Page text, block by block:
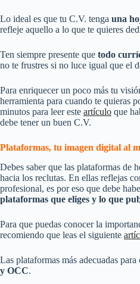
Lo ideal es que tu C.V. tenga una
refleje aquello a lo que te quieres
Ten siempre presente que todo
no te frustres si no luce igual que el
Para enriquecer un poco más tu
herramienta para cuando te quieras
minutos para leer este artículo que
debe tener un buen C.V.
Plataformas, tu imagen digital al
Debes saber que las plataformas de
hacia los reclutas. En ellas reflejas
profesional, es por eso que debe
plataformas que eliges y lo que
Para que puedas conocer la
recomiendo que leas el siguiente
Las plataformas más adecuadas
y OCC.